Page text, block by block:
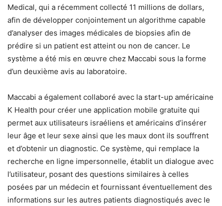
Medical, qui a récemment collecté 11 millions de dollars,
afin de développer conjointement un algorithme capable
d’analyser des images médicales de biopsies afin de
prédire si un patient est atteint ou non de cancer. Le
système a été mis en œuvre chez Maccabi sous la forme
d’un deuxième avis au laboratoire.
Maccabi a également collaboré avec la start-up américaine
K Health pour créer une application mobile gratuite qui
permet aux utilisateurs israéliens et américains d’insérer
leur âge et leur sexe ainsi que les maux dont ils souffrent
et d’obtenir un diagnostic. Ce système, qui remplace la
recherche en ligne impersonnelle, établit un dialogue avec
l’utilisateur, posant des questions similaires à celles
posées par un médecin et fournissant éventuellement des
informations sur les autres patients diagnostiqués avec le